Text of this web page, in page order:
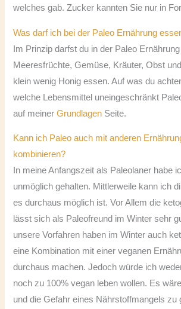
welches gab. Zucker kannten Sie nur in
Was darf ich bei der Paleo Ernährung
Im Prinzip darfst du in der Paleo
Meeresfrüchte, Gemüse, Kräuter, Obst
klein wenig Honig essen. Auf was du
welche Lebensmittel uneingeschränkt
auf meinerGrundlagen Seite.
Kann ich Paleo auch mit anderen
kombinieren?
In meine Anfangszeit als Paleolaner habe
unmöglich gehalten. Mittlerweile kann ich
es durchaus möglich ist. Vor Allem die
lässt sich als Paleofreund im Winter sehr
unsere Vorfahren haben im Winter auch
eine Kombination mit einer veganen
durchaus machen. Jedoch würde ich
noch zu 100% vegan leben wollen. Es
und die Gefahr eines Nährstoffmangels zu